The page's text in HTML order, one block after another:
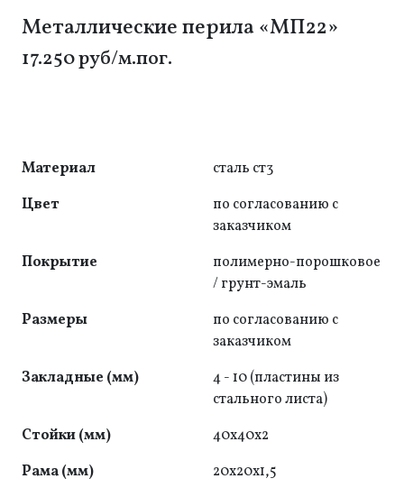
Металлические перила «МП22»
17.250 руб/м.пог.
Материал
сталь ст3
Цвет
по согласованию с
заказчиком
Покрытие
полимерно-порошковое
/ грунт-эмаль
Размеры
по согласованию с
заказчиком
Закладные (мм)
4 - 10 (пластины из
стального листа)
Стойки (мм)
40x40x2
Рама (мм)
20x20x1,5